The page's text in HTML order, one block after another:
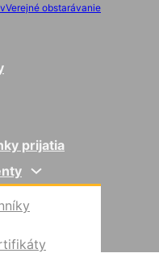
Verejné obstarávanie
prijatia